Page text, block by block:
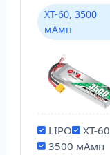
XT-60, 3500
мАмп
LIPO
XT-60
3500 мАмп